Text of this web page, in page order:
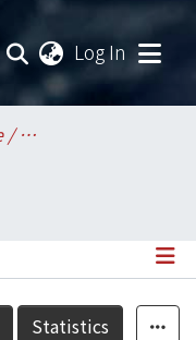
Log In
College of Life Science / 生命科學院
Statistics